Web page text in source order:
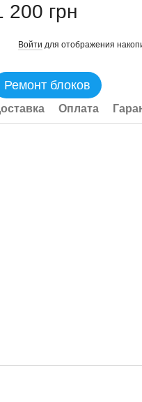
200 грн
Войти для отображения
Ремонт блоков
Оплата